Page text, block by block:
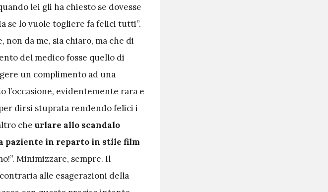
lei gli ha chiesto se dovesse
se lo vuole togliere fa felici tutti”.
da me, sia chiaro, ma che di
del medico fosse quello di
un complimento ad una
l’occasione, evidentemente rara e
dirsi stuprata rendendo felici i
cheurlare allo scandalo
paziente in reparto in stile film
Minimizzare, sempre. Il
alle esagerazioni della